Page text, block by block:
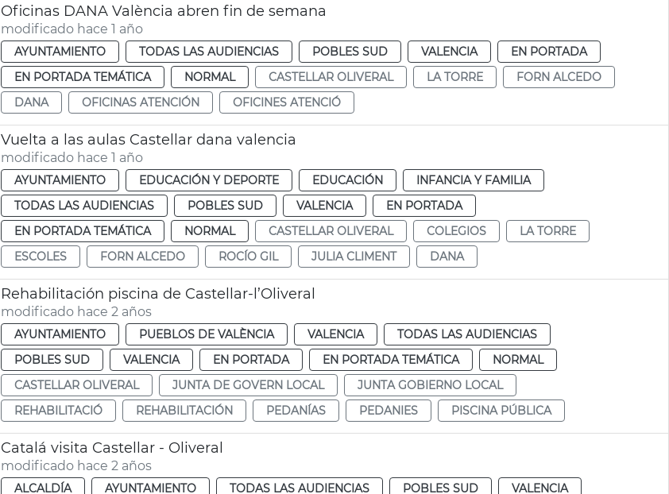
Oficinas DANA València abren fin de semana
modificado hace 1 año
AYUNTAMIENTO TODAS LAS AUDIENCIAS POBLES SUD VALENCIA
EN PORTADA
EN PORTADA TEMÁTICA
NORMAL CASTELLAR OLIVERAL LA TORRE
FORN ALCEDO
DANA
OFICINAS ATENCIÓN OFICINES ATENCIÓ
Vuelta a las aulas Castellar dana valencia
modificado hace 1 año
AYUNTAMIENTO EDUCACIÓN Y DEPORTE EDUCACIÓN
INFANCIA Y FAMILIA
TODAS LAS AUDIENCIAS
POBLES SUD VALENCIA
EN PORTADA
EN PORTADA TEMÁTICA
NORMAL CASTELLAR OLIVERAL COLEGIOS
LA TORRE
ESCOLES
FORN ALCEDO ROCÍO GIL JULIA CLIMENT DANA
Rehabilitación piscina de Castellar-l’Oliveral
modificado hace 2 años
AYUNTAMIENTO PUEBLOS DE VALÈNCIA VALENCIA
TODAS LAS AUDIENCIAS
POBLES SUD
VALENCIA EN PORTADA EN PORTADA TEMÁTICA
NORMAL
CASTELLAR OLIVERAL
JUNTA DE GOVERN LOCAL
JUNTA GOBIERNO LOCAL
REHABILITACIÓ
REHABILITACIÓN PEDANÍAS PEDANIES PISCINA PÚBLICA
Catalá visita Castellar - Oliveral
modificado hace 2 años
ALCALDÍA AYUNTAMIENTO TODAS LAS AUDIENCIAS POBLES SUD
VALENCIA